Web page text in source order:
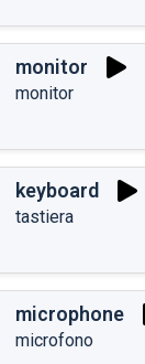
monitor
monitor
keyboard
tastiera
microphone
microfono